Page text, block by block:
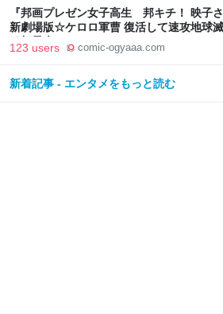
『邦画プレゼン女子高生 邦キチ！ 映子
新劇場版☆ケロロ軍曹 復活して速攻地球
服部昇大 | COMIC OGYAAA!!
123 users comic-ogyaaa.com
新着記事 - エンタメをもっと読む